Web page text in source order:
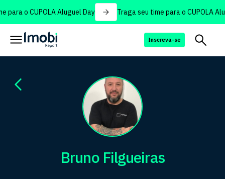
o CUPOLA Aluguel Day Traga seu time para o CUPOLA
Inscreva-se
Bruno Filgueiras